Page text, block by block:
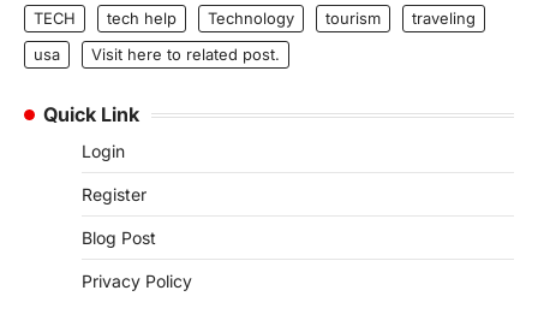
TECH
tech help Technology tourism
traveling
usa
Visit here to related post.
Quick Link
Login
Register
Blog Post
Privacy Policy